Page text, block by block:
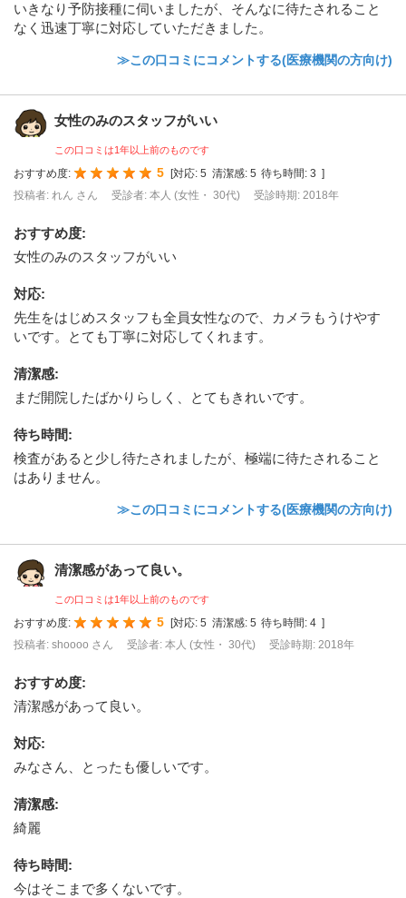
いきなり予防接種に伺いましたが、そんなに待たされること
なく迅速丁寧に対応していただきました。
≫この口コミにコメントする(医療機関の方向け)
女性のみのスタッフがいい
この口コミは1年以上前のものです
おすすめ度: 5 [対応: 5 清潔感: 5 待ち時間: 3 ]
投稿者: れん さん
受診者: 本人 (女性・ 30代) 受診時期: 2018年
おすすめ度:
女性のみのスタッフがいい
対応:
先生をはじめスタッフも全員女性なので、カメラもうけやす
いです。とても丁寧に対応してくれます。
清潔感:
まだ開院したばかりらしく、とてもきれいです。
待ち時間:
検査があると少し待たされましたが、極端に待たされること
はありません。
≫この口コミにコメントする(医療機関の方向け)
清潔感があって良い。
この口コミは1年以上前のものです
おすすめ度: 5 [対応: 5 清潔感: 5 待ち時間: 4 ]
投稿者: shoooo さん
受診者: 本人 (女性・ 30代) 受診時期: 2018年
おすすめ度:
清潔感があって良い。
対応:
みなさん、とったも優しいです。
清潔感:
綺麗
待ち時間:
今はそこまで多くないです。